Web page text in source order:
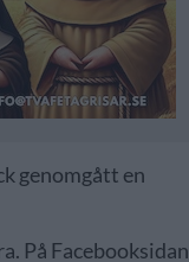
genomgått en
På Facebooksidan